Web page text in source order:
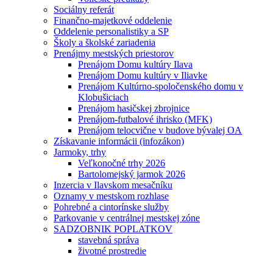
Sociálny referát
Finančno-majetkové oddelenie
Oddelenie personalistiky a SP
Školy a školské zariadenia
Prenájmy mestských priestorov
Prenájom Domu kultúry Ilava
Prenájom Domu kultúry v Iliavke
Prenájom Kultúrno-spoločenského domu v
Klobušiciach
Prenájom hasičskej zbrojnice
Prenájom-futbalové ihrisko (MFK)
Prenájom telocvične v budove bývalej OA
Získavanie informácii (infozákon)
Jarmoky, trhy
Veľkonočné trhy 2026
Bartolomejský jarmok 2026
Inzercia v Ilavskom mesačníku
Oznamy v mestskom rozhlase
Pohrebné a cintorínske služby
Parkovanie v centrálnej mestskej zóne
SADZOBNIK POPLATKOV
stavebná správa
životné prostredie